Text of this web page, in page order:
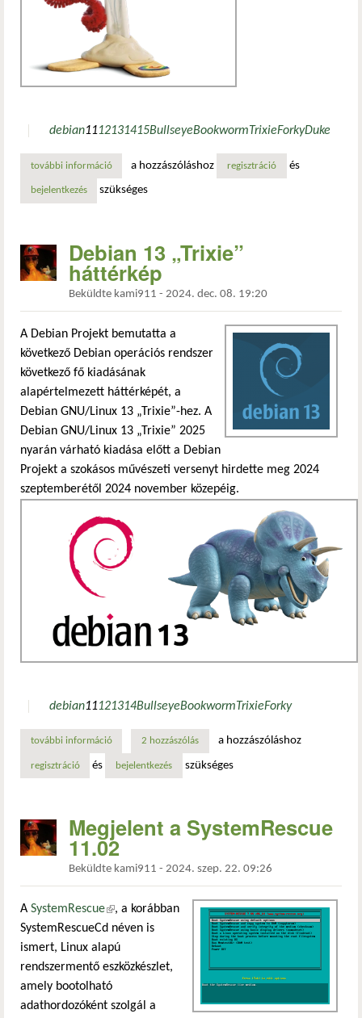
debian1112131415BullseyeBookwormTrixieForkyDuke
további információdebian verzió kitekintő tartalommal kapcsolatosan
a hozzászóláshoz regisztráció és
bejelentkezés szükséges
Debian 13 „Trixie”
háttérkép
Beküldte kami911 - 2024. dec. 08. 19:20
A Debian Projekt bemutatta a
következő Debian operációs rendszer
következő fő kiadásának
alapértelmezett háttérképét, a
Debian GNU/Linux 13 „Trixie”-hez. A
Debian GNU/Linux 13 „Trixie” 2025
nyarán várható kiadása előtt a Debian
Projekt a szokásos művészeti versenyt hirdette meg 2024
szeptemberétől 2024 november közepéig.
debian11121314BullseyeBookwormTrixieForky
további információdebian 13 „trixie” háttérkép tartalommal kapcsolatosan
2 hozzászólás a hozzászóláshoz
regisztráció és bejelentkezés szükséges
Megjelent a SystemRescue
11.02
Beküldte kami911 - 2024. szep. 22. 09:26
A SystemRescue(külső hivatkozás)
, a korábban
SystemRescueCd néven is
ismert, Linux alapú
rendszermentő eszközkészlet,
amely bootolható
adathordozóként szolgál a